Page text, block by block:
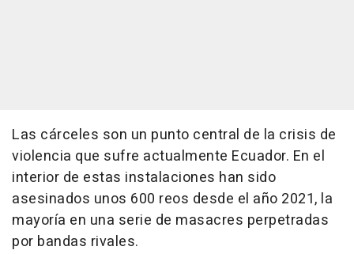
Las cárceles son un punto central de la crisis de
violencia que sufre actualmente Ecuador. En el
interior de estas instalaciones han sido
asesinados unos 600 reos desde el año 2021, la
mayoría en una serie de masacres perpetradas
por bandas rivales.